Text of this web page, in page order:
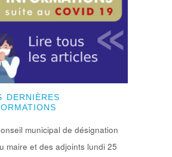
DERNIÈRES
municipal de désignation
maire et des adjoints lundi 25